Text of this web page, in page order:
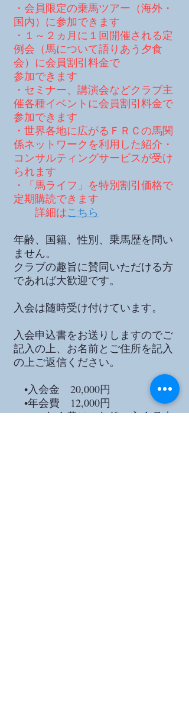
・会員限定の乗馬ツアー（海外・
国内）に参加できます
・１～２ヵ月に１回開催される定
例会（馬について語りあう夕食
会）に会員割引料金で
参加できます
・セミナー、講演会などクラブ主
催各種イベントに会員割引料金で
参加できます
・世界各地に広がるＦＲＣの馬関
係ネットワークを利用した紹介・
コンサルティングサービスが受け
られます
・「馬ライフ」を特別割引価格で
定期購読できます
​ 詳細はこちら
年齢、国籍、性別、乗馬歴を問い
ません。
クラブの趣旨に賛同いただける方
であれば大歓迎です。
入会は随時受け付けています。
入会申込書をお送りしますのでご
記入の上、お名前とご住所を記入
の上ご返信ください。
•入会金 20,000円
•年会費 12,000円
年会費は１年後の入会月末